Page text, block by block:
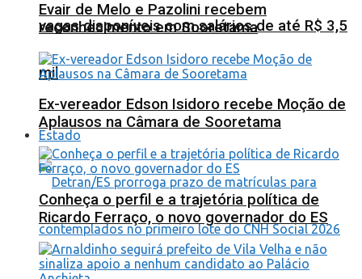
vagas disponíveis com salários de até R$ 3,5
mil
Estado
Evair de Melo e Pazolini recebem
reconhecimento em Sooretama
Ex-vereador Edson Isidoro recebe Moção de
Aplausos na Câmara de Sooretama
Conheça o perfil e a trajetória política de
Ricardo Ferraço, o novo governador do ES